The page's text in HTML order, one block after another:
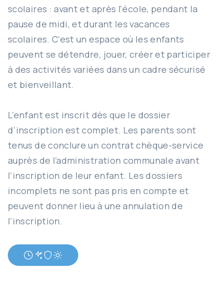
scolaires : avant et après l'école, pendant la
pause de midi, et durant les vacances
scolaires. C'est un espace où les enfants
peuvent se détendre, jouer, créer et participer
à des activités variées dans un cadre sécurisé
et bienveillant.
L’enfant est inscrit dès que le dossier
d’inscription est complet. Les parents sont
tenus de conclure un contrat chèque-service
auprès de l’administration communale avant
l’inscription de leur enfant. Les dossiers
incomplets ne sont pas pris en compte et
peuvent donner lieu à une annulation de
l’inscription.